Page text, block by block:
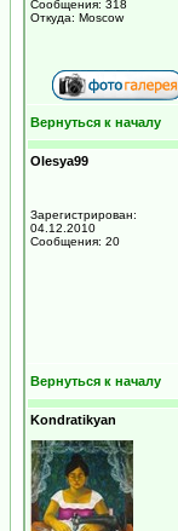
Сообщения: 318
Откуда: Moscow
Вернуться к началу
Olesya99
Зарегистрирован:
04.12.2010
Сообщения: 20
Вернуться к началу
Kondratikyan